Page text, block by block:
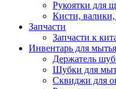
Рукоятки для
Кисти,
Запчасти
Запчасти к
Инвентарь для
Держатель
Шубки для
Сквиджи для